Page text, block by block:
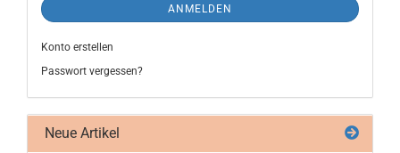
ANMELDEN
Konto erstellen
Passwort vergessen?
Neue Artikel